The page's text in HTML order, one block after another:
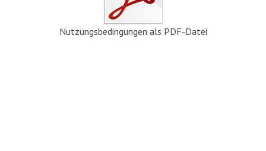
Nutzungsbedingungen als PDF-Datei